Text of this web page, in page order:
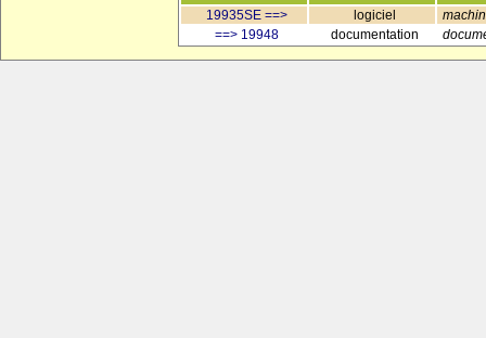
19935SE ==>
logiciel
==> 19948
documentation